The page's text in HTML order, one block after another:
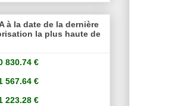
à la date de la dernière
la plus haute de
830.74 €
567.64 €
223.28 €